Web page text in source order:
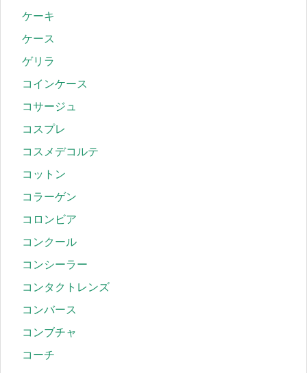
ケーキ
ケース
ゲリラ
コインケース
コサージュ
コスプレ
コスメデコルテ
コットン
コラーゲン
コロンビア
コンクール
コンシーラー
コンタクトレンズ
コンバース
コンブチャ
コーチ